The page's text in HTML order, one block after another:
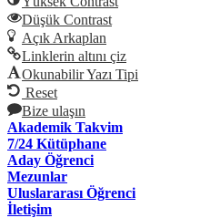
Düşük Contrast
Açık Arkaplan
Linklerin altını çiz
Okunabilir Yazı Tipi
Reset
Bize ulaşın
Akademik Takvim
7/24 Kütüphane
Aday Öğrenci
Mezunlar
Uluslararası Öğrenci
İletişim